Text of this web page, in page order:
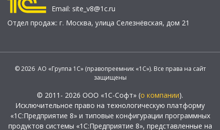
Email: site_v8@1c.ru
Отдел продаж: г. Москва, улица Селезнёвская, дом 21
© 2026 АО «Группа 1С» (правопреемник «1С»). Все права на сайт
защищены
© 2011- 2026 ООО «1С-Софт» (о компании).
Исключительное право на технологическую платформу
«1С:Предприятие 8» и типовые конфигурации программных
продуктов системы «1С:Предприятие 8», представленные на